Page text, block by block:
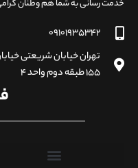
خدمت رسانی به شما هم وطنان
۰۹۱۰۱۹۳۵۳۴۲
تهران خیابان شریعتی
۱۵۵ طبقه دوم واحد ۴